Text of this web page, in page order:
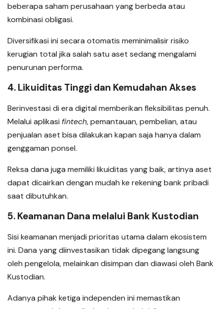
beberapa saham perusahaan yang berbeda atau
kombinasi obligasi.
Diversifikasi ini secara otomatis meminimalisir risiko
kerugian total jika salah satu aset sedang mengalami
penurunan performa.
4. Likuiditas Tinggi dan Kemudahan Akses
Berinvestasi di era digital memberikan fleksibilitas penuh.
Melalui aplikasi fintech, pemantauan, pembelian, atau
penjualan aset bisa dilakukan kapan saja hanya dalam
genggaman ponsel.
Reksa dana juga memiliki likuiditas yang baik, artinya aset
dapat dicairkan dengan mudah ke rekening bank pribadi
saat dibutuhkan.
5. Keamanan Dana melalui Bank Kustodian
Sisi keamanan menjadi prioritas utama dalam ekosistem
ini. Dana yang diinvestasikan tidak dipegang langsung
oleh pengelola, melainkan disimpan dan diawasi oleh Bank
Kustodian.
Adanya pihak ketiga independen ini memastikan